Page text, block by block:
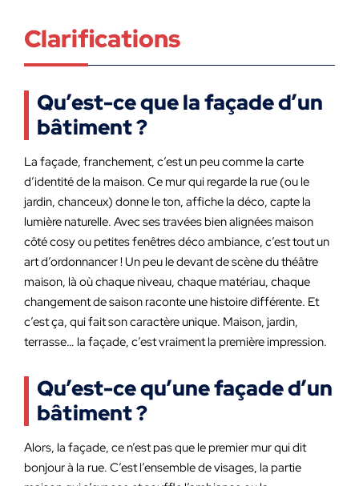
Clarifications
Qu’est-ce que la façade d’un
bâtiment ?
La façade, franchement, c’est un peu comme la carte
d’identité de la maison. Ce mur qui regarde la rue (ou le
jardin, chanceux) donne le ton, affiche la déco, capte la
lumière naturelle. Avec ses travées bien alignées maison
côté cosy ou petites fenêtres déco ambiance, c’est tout un
art d’ordonnancer ! Un peu le devant de scène du théâtre
maison, là où chaque niveau, chaque matériau, chaque
changement de saison raconte une histoire différente. Et
c’est ça, qui fait son caractère unique. Maison, jardin,
terrasse… la façade, c’est vraiment la première impression.
Qu’est-ce qu’une façade d’un
bâtiment ?
Alors, la façade, ce n’est pas que le premier mur qui dit
bonjour à la rue. C’est l’ensemble de visages, la partie